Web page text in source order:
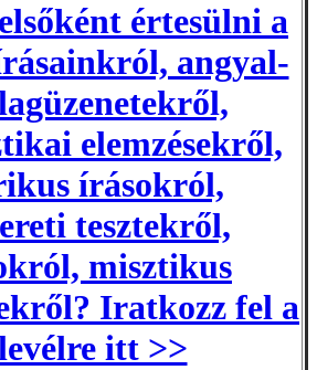
értesülni a
angyal-
elemzésekről,
írásokról,
tesztekről,
misztikus
Iratkozz fel a
itt >>